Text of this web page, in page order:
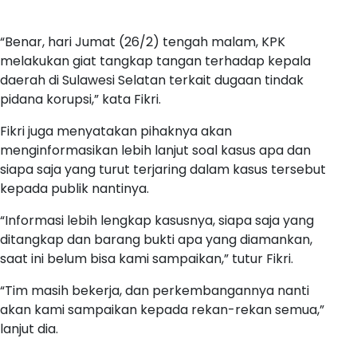
“Benar, hari Jumat (26/2) tengah malam, KPK
melakukan giat tangkap tangan terhadap kepala
daerah di Sulawesi Selatan terkait dugaan tindak
pidana korupsi,” kata Fikri.
Fikri juga menyatakan pihaknya akan
menginformasikan lebih lanjut soal kasus apa dan
siapa saja yang turut terjaring dalam kasus tersebut
kepada publik nantinya.
“Informasi lebih lengkap kasusnya, siapa saja yang
ditangkap dan barang bukti apa yang diamankan,
saat ini belum bisa kami sampaikan,” tutur Fikri.
“Tim masih bekerja, dan perkembangannya nanti
akan kami sampaikan kepada rekan-rekan semua,”
lanjut dia.